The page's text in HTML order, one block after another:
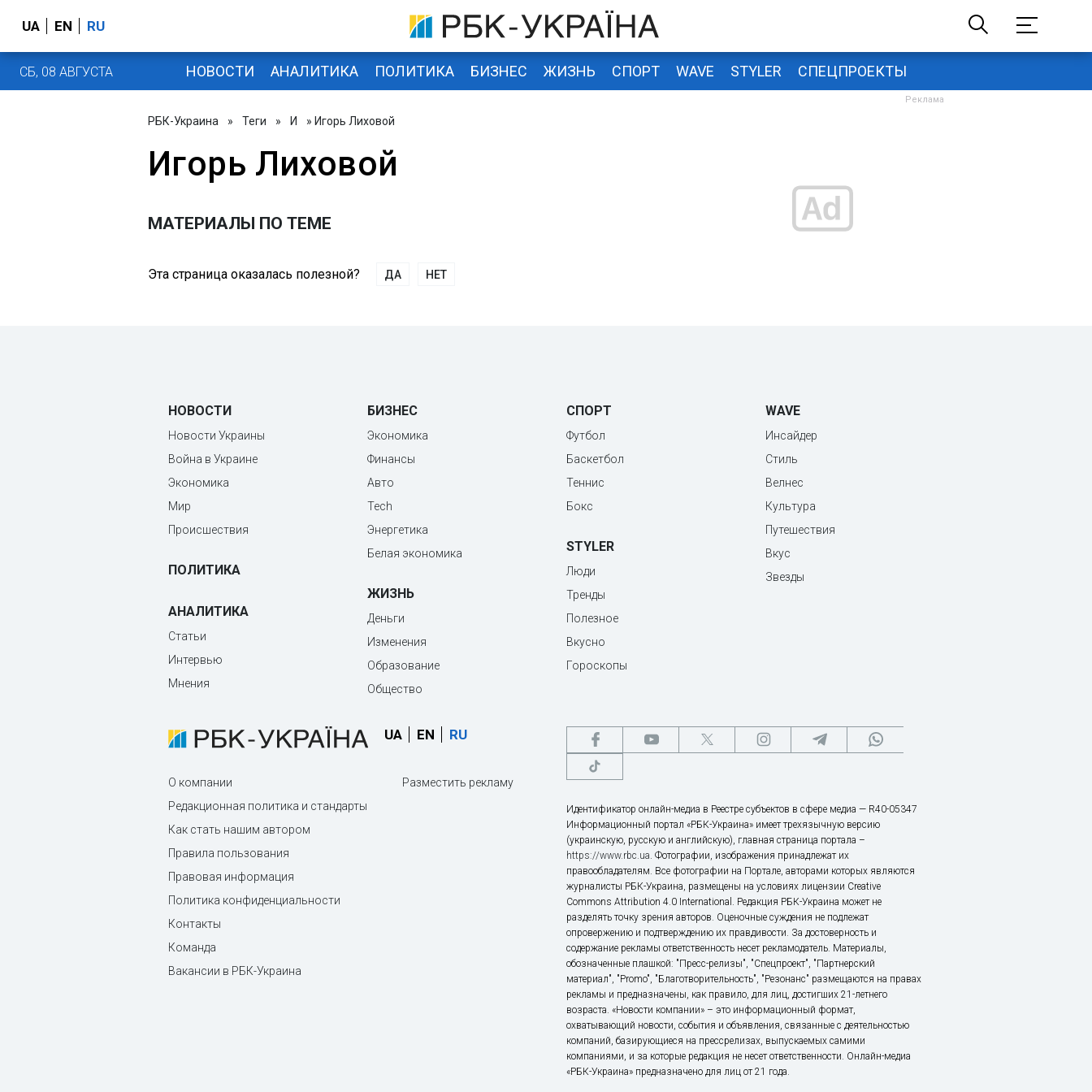
UA EN RU
СБ, 08 АВГУСТА НОВОСТИ АНАЛИТИКА ПОЛИТИКА БИЗНЕС ЖИЗНЬ СПОРТ WAVE STYLER СПЕЦПРОЕКТЫ
РБК-Украина » Теги » И » Игорь Лиховой
Игорь Лиховой
МАТЕРИАЛЫ ПО ТЕМЕ
Эта страница оказалась полезной? ДА НЕТ
НОВОСТИ
Новости Украины
Война в Украине
Экономика
Мир
Происшествия
ПОЛИТИКА
АНАЛИТИКА
Статьи
Интервью
Мнения
БИЗНЕС
Экономика
Финансы
Авто
Tech
Энергетика
Белая экономика
ЖИЗНЬ
Деньги
Изменения
Образование
Общество
СПОРТ
Футбол
Баскетбол
Теннис
Бокс
STYLER
Люди
Тренды
Полезное
Вкусно
Гороскопы
WAVE
Инсайдер
Стиль
Велнес
Культура
Путешествия
Вкус
Звезды
UA EN RU
О компании
Редакционная политика и стандарты
Как стать нашим автором
Правила пользования
Правовая информация
Политика конфиденциальности
Контакты
Команда
Вакансии в РБК-Украина
Разместить рекламу
Идентификатор онлайн-медиа в Реестре субъектов в сфере медиа — R40-05347
Информационный портал «РБК-Украина» имеет трехязычную версию
(украинскую, русскую и английскую), главная страница портала –
https://www.rbc.ua. Фотографии, изображения принадлежат их
правообладателям. Все фотографии на Портале, авторами которых являются
журналисты РБК-Украина, размещены на условиях лицензии Creative
Commons Attribution 4.0 International. Редакция РБК-Украина может не
разделять точку зрения авторов. Оценочные суждения не подлежат
опровержению и подтверждению их правдивости. За достоверность и
содержание рекламы ответственность несет рекламодатель. Материалы,
обозначенные плашкой: "Пресс-релизы", "Спецпроект", "Партнерский
материал", "Promo", "Благотворительность", "Резонанс" размещаются на правах
рекламы и предназначены, как правило, для лиц, достигших 21-летнего
возраста. «Новости компании» – это информационный формат,
охватывающий новости, события и объявления, связанные с деятельностью
компаний, базирующиеся на прессрелизах, выпускаемых самими
компаниями, и за которые редакция не несет ответственности. Онлайн-медиа
«РБК-Украина» предназначено для лиц от 21 года.